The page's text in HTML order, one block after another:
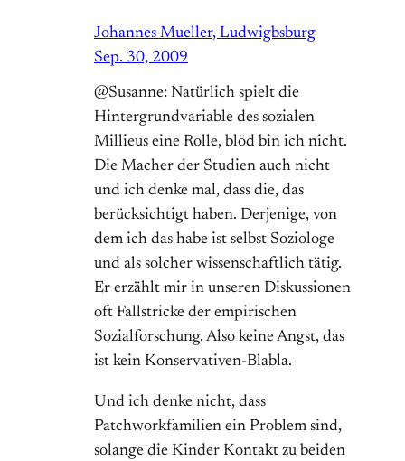
Johannes Mueller, Ludwigbsburg
Sep. 30, 2009
@Susanne: Natürlich spielt die
Hintergrundvariable des sozialen
Millieus eine Rolle, blöd bin ich nicht.
Die Macher der Studien auch nicht
und ich denke mal, dass die, das
berücksichtigt haben. Derjenige, von
dem ich das habe ist selbst Soziologe
und als solcher wissenschaftlich tätig.
Er erzählt mir in unseren Diskussionen
oft Fallstricke der empirischen
Sozialforschung. Also keine Angst, das
ist kein Konservativen-Blabla.
Und ich denke nicht, dass
Patchworkfamilien ein Problem sind,
solange die Kinder Kontakt zu beiden